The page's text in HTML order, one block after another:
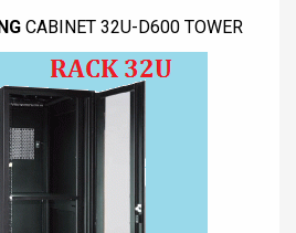
CABINET 32U-D600 TOWER